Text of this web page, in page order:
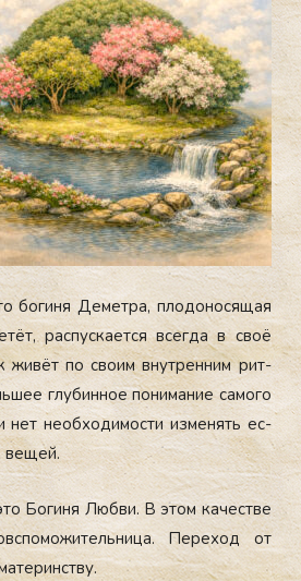
бо­ги­ня Де­мет­ра, пло­до­но­ся­щая
рас­пус­ка­ет­ся всег­да в своё
жи­вёт по сво­им внут­рен­ним рит­
глу­бин­ное по­ни­ма­ние са­мо­го
нет не­об­хо­ди­мос­ти из­ме­нять ес­
ве­щей.
Бо­гиня Люб­ви. В этом ка­чес­тве
Пе­реход от